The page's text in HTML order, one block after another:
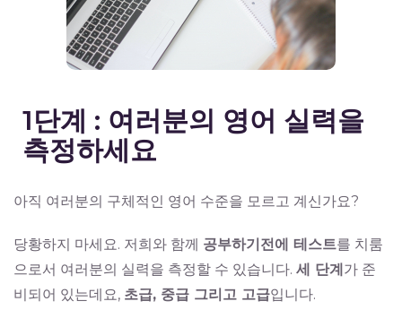
1단계 : 여러분의 영어 실력을
측정하세요
아직 여러분의 구체적인 영어 수준을 모르고 계신가요?
당황하지 마세요. 저희와 함께 공부하기전에 테스트를 치룸
으로서 여러분의 실력을 측정할 수 있습니다. 세 단계가 준
비되어 있는데요, 초급, 중급 그리고 고급입니다.